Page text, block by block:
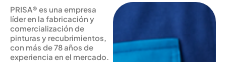
PRISA® es una empresa
líder en la fabricación y
comercialización de
pinturas y recubrimientos,
con más de 78 años de
experiencia en el mercado.